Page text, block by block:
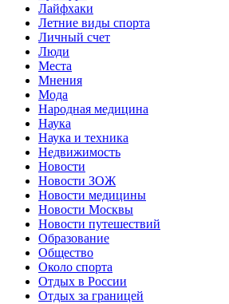
Лайфхаки
Летние виды спорта
Личный счет
Люди
Места
Мнения
Мода
Народная медицина
Наука
Наука и техника
Недвижимость
Новости
Новости ЗОЖ
Новости медицины
Новости Москвы
Новости путешествий
Образование
Общество
Около спорта
Отдых в России
Отдых за границей